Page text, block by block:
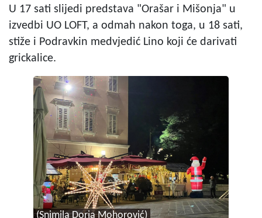
U 17 sati slijedi predstava "Orašar i Mišonja" u
izvedbi UO LOFT, a odmah nakon toga, u 18 sati,
stiže i Podravkin medvjedić Lino koji će darivati
grickalice.
(Snimila Doria Mohorović)